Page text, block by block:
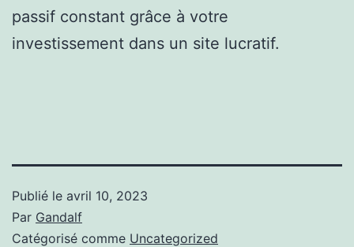
passif constant grâce à votre
investissement dans un site lucratif.
Publié le avril 10, 2023
Par Gandalf
Catégorisé comme Uncategorized